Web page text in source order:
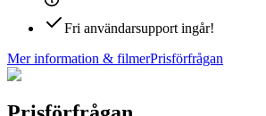
Fri användarsupport ingår!
Mer information & filmerPrisförfrågan